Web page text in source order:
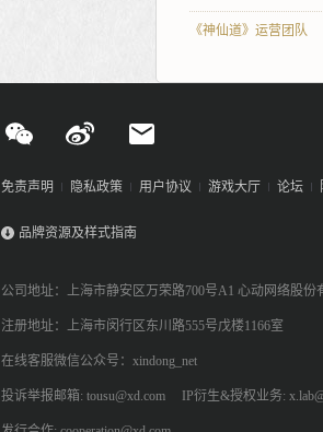
《神仙道》运营团队
免责声明 隐私政策 用户协议 游戏大厅 论坛
品牌资源及样式指南
公司地址：上海市静安区万荣路700号A1 心动网络股份
注册地址：上海市闵行区东川路555号戊楼1166室
在线客服微信公众号：xindong_net
投诉举报邮箱: tousu@xd.com IP衍生&授权业务: